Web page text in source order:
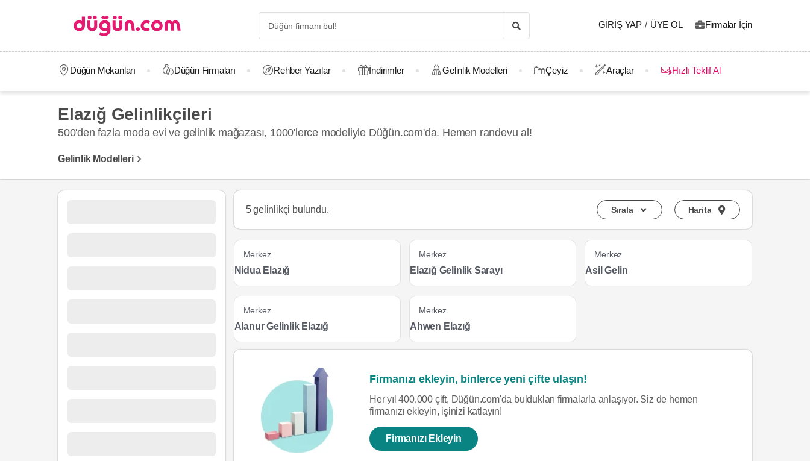
GIRIŞ YAP / ÜYE OL Firmalar İçin
Düğün Mekanları Düğün Firmaları Rehber Yazılar İndirimler Gelinlik Modelleri Çeyiz Araçlar Hızlı Teklif Al
Elazığ Gelinlikçileri
500'den fazla moda evi ve gelinlik mağazası, 1000'lerce modeliyle Düğün.com'da. Hemen randevu al!
Gelinlik Modelleri
5 gelinlikçi bulundu. Sırala Harita
Merkez
Nidua Elazığ
Merkez
Elazığ Gelinlik Sarayı
Merkez
Asil Gelin
Merkez
Alanur Gelinlik Elazığ
Merkez
Ahwen Elazığ
Firmanızı ekleyin, binlerce yeni çifte ulaşın!
Her yıl 400.000 çift, Düğün.com'da buldukları firmalarla anlaşıyor. Siz de hemen
firmanızı ekleyin, işinizi katlayın!
Firmanızı Ekleyin